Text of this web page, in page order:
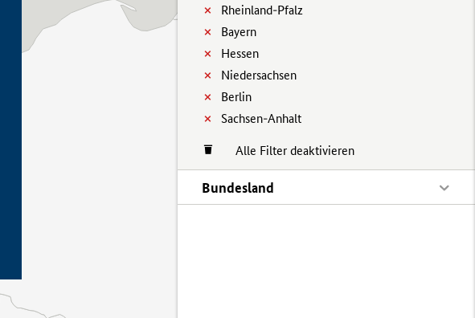
Rheinland-Pfalz
Bayern
Hessen
Niedersachsen
Berlin
Sachsen-Anhalt
Alle Filter deaktivieren
Bundesland